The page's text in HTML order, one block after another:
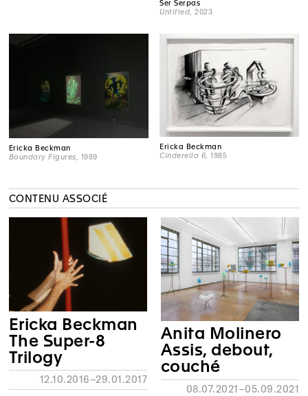
Ser Serpas
Untitled , 2023
Ericka Beckman
Boundary Figures , 1989
Ericka Beckman
Cinderella 6 , 1985
CONTENU ASSOCIÉ
Ericka Beckman
The Super-8
Trilogy
12.10.2016–29.01.2017
Anita Molinero
Assis, debout,
couché
08.07.2021–05.09.2021